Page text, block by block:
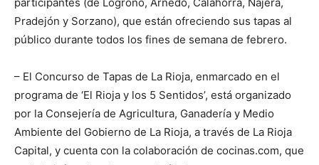
Pradejón y Sorzano), que están ofreciendo sus tapas al
público durante todos los fines de semana de febrero.
– El Concurso de Tapas de La Rioja, enmarcado en el
programa de ‘El Rioja y los 5 Sentidos’, está organizado
por la Consejería de Agricultura, Ganadería y Medio
Ambiente del Gobierno de La Rioja, a través de La Rioja
Capital, y cuenta con la colaboración de cocinas.com, que